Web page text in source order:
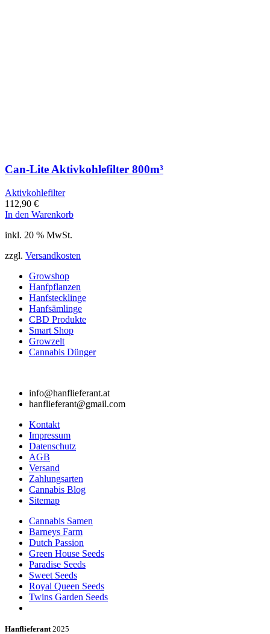
Can-Lite Aktivkohlefilter 800m³
Aktivkohlefilter
112,90 €
In den Warenkorb
inkl. 20 % MwSt.
zzgl. Versandkosten
Growshop
Hanfpflanzen
Hanfstecklinge
Hanfsämlinge
CBD Produkte
Smart Shop
Growzelt
Cannabis Dünger
info@hanflieferant.at
hanflieferant@gmail.com
Kontakt
Impressum
Datenschutz
AGB
Versand
Zahlungsarten
Cannabis Blog
Sitemap
Cannabis Samen
Barneys Farm
Dutch Passion
Green House Seeds
Paradise Seeds
Sweet Seeds
Royal Queen Seeds
Twins Garden Seeds
Hanflieferant 2025